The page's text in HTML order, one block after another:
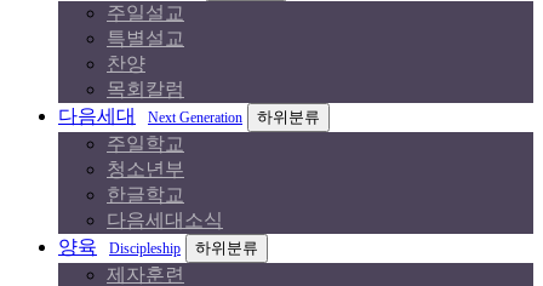
주일설교
특별설교
찬양
목회칼럼
다음세대
Next Generation 하위분류
주일학교
청소년부
한글학교
다음세대소식
양육
Discipleship 하위분류
제자훈련